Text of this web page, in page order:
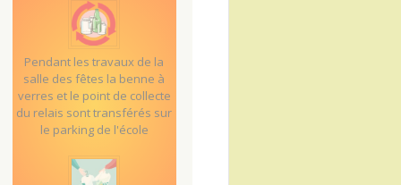
Pendant les travaux de la
salle des fêtes la benne à
verres et le point de collecte
du relais sont transférés sur
le parking de l'école